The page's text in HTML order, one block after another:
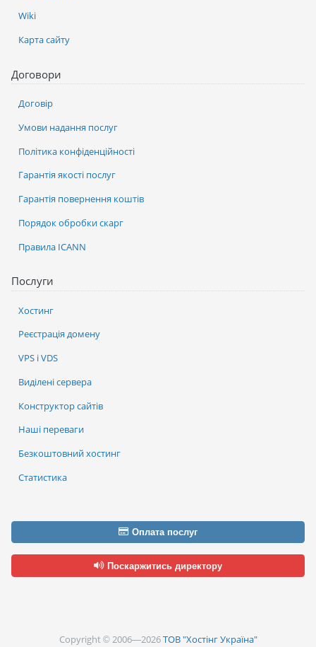
Послуги
Хостинг
Реєстрація домену
VPS і VDS
Виділені сервера
Конструктор сайтів
Наші переваги
Безкоштовний хостинг
Статистика
Wiki
Карта сайту
Договори
Договір
Умови надання послуг
Політика конфіденційності
Гарантія якості послуг
Гарантія повернення коштів
Порядок обробки скарг
Правила ICANN
Оплата послуг
Поскаржитись директору
Copyright © 2006—2026ТОВ "Хостінг Україна"